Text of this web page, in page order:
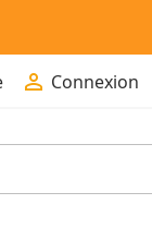
 Connexion